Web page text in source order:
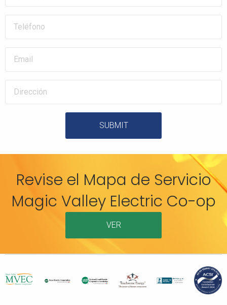
SUBMIT
Revise el Mapa de Servicio
Magic Valley Electric Co-op
VER